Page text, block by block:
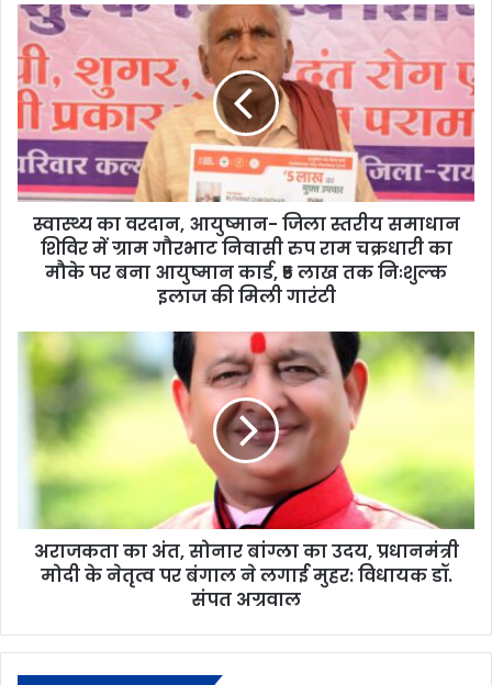
स्वास्थ्य का वरदान, आयुष्मान- जिला स्तरीय समाधान
शिविर में ग्राम गौरभाट निवासी रुप राम चक्रधारी का
मौके पर बना आयुष्मान कार्ड, ₹5 लाख तक निःशुल्क
इलाज की मिली गारंटी
अराजकता का अंत, सोनार बांग्ला का उदय, प्रधानमंत्री
मोदी के नेतृत्व पर बंगाल ने लगाई मुहर: विधायक डॉ.
संपत अग्रवाल